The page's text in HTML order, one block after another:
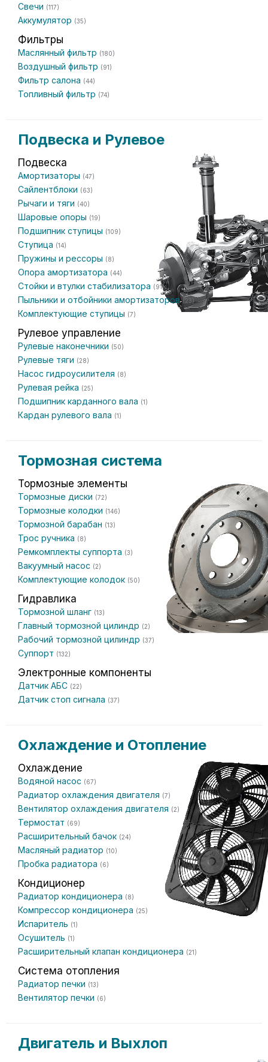
Свечи (117)
Аккумулятор (35)
Фильтры
Маслянный фильтр (180)
Воздушный фильтр (91)
Фильтр салона (44)
Топливный фильтр (74)
Подвеска и Рулевое
Подвеска
Амортизаторы (47)
Сайлентблоки (63)
Рычаги и тяги (40)
Шаровые опоры (19)
Подшипник ступицы (109)
Ступица (14)
Пружины и рессоры (8)
Опора амортизатора (44)
Стойки и втулки стабилизатора (91)
Пыльники и отбойники амортизаторов(23)
Комплектующие ступицы (7)
Рулевое управление
Рулевые наконечники (50)
Рулевые тяги (28)
Насос гидроусилителя (8)
Рулевая рейка (25)
Подшипник карданного вала (1)
Кардан рулевого вала (1)
Тормозная система
Тормозные элементы
Тормозные диски (72)
Тормозные колодки (146)
Тормозной барабан (13)
Трос ручника (8)
Ремкомплекты суппорта (3)
Вакуумный насос (2)
Комплектующие колодок (50)
Гидравлика
Тормозной шланг (13)
Главный тормозной цилиндр (2)
Рабочий тормозной цилиндр (37)
Суппорт (132)
Электронные компоненты
Датчик АБС (22)
Датчик стоп сигнала (37)
Охлаждение и Отопление
Охлаждение
Водяной насос (67)
Радиатор охлаждения двигателя (7)
Вентилятор охлаждения двигателя (2)
Термостат (69)
Расширительный бачок (24)
Масляный радиатор (10)
Пробка радиатора (6)
Кондиционер
Радиатор кондиционера (8)
Компрессор кондиционера (25)
Испаритель (1)
Осушитель (1)
Расширительный клапан кондиционера (21)
Система отопления
Радиатор печки (13)
Вентилятор печки (6)
Двигатель и Выхлоп